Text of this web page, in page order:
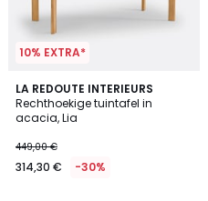
10% EXTRA*
LA REDOUTE INTERIEURS
Rechthoekige tuintafel in
acacia, Lia
449,00 €
314,30 € -30%
1
/
5